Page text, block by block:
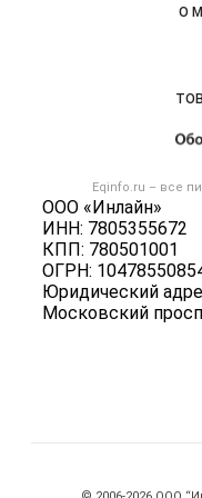
Важные
Eqinfo.ru – все
ООО «Инлайн»
ИНН: 7805355672
КПП: 780501001
ОГРН:
Юридический
Московский
Навигация по О
Политика